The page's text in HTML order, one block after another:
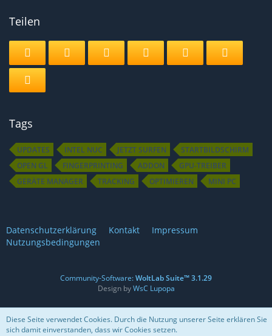
Teilen
Tags
UPDATES INTEL NUC JETZT SURFEN
STARTBILDSCHIRM
OPEN GL
FINGERPRINTING ADDON
GPU-TREIBER
GERÄTE MANAGER
TRACKING OPTIMIEREN MINI PC
Datenschutzerklärung Kontakt
Impressum
Nutzungsbedingungen
Community-Software:WoltLab Suite™ 3.1.29
Design byWsC Lupopa
Diese Seite verwendet Cookies. Durch die Nutzung unserer Seite erklären Sie
sich damit einverstanden, dass wir Cookies setzen.